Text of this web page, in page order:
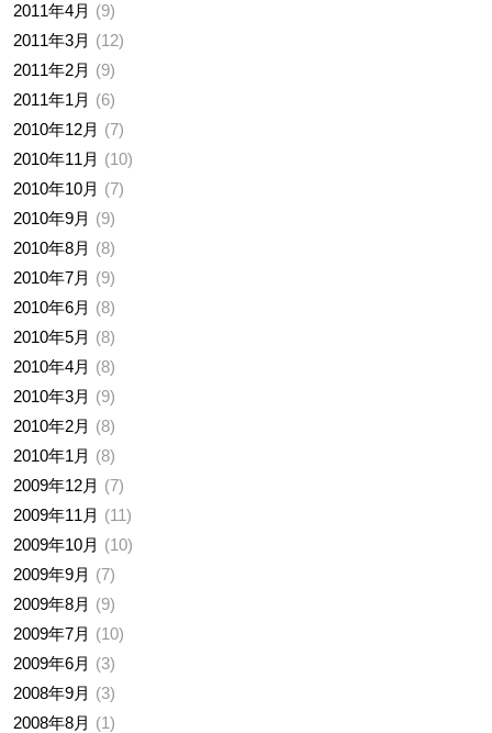
2011年4月
9
2011年3月
12
2011年2月
9
2011年1月
6
2010年12月
7
2010年11月
10
2010年10月
7
2010年9月
9
2010年8月
8
2010年7月
9
2010年6月
8
2010年5月
8
2010年4月
8
2010年3月
9
2010年2月
8
2010年1月
8
2009年12月
7
2009年11月
11
2009年10月
10
2009年9月
7
2009年8月
9
2009年7月
10
2009年6月
3
2008年9月
3
2008年8月
1